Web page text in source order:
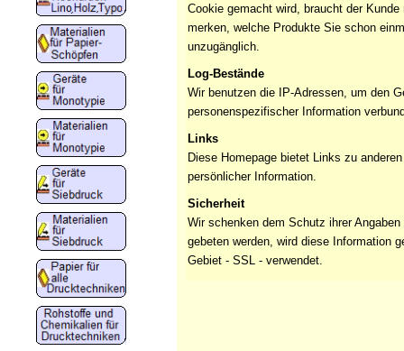
Cookie gemacht wird, braucht der
merken, welche Produkte Sie schon
unzugänglich.
Log-Bestände
Wir benutzen die IP-Adressen, um den
personenspezifischer Information
Links
Diese Homepage bietet Links zu
persönlicher Information.
Sicherheit
Wir schenken dem Schutz ihrer
gebeten werden, wird diese Information
Gebiet - SSL - verwendet.